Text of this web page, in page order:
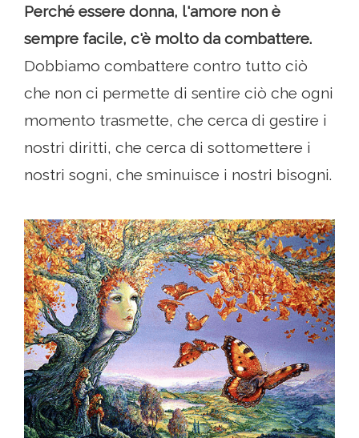
Perché essere donna, l'amore non è
sempre facile, c'è molto da combattere.
Dobbiamo combattere contro tutto ciò
che non ci permette di sentire ciò che ogni
momento trasmette, che cerca di gestire i
nostri diritti, che cerca di sottomettere i
nostri sogni, che sminuisce i nostri bisogni.